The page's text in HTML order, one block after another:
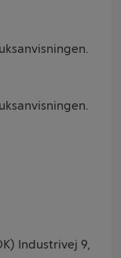
Industrivej 9,